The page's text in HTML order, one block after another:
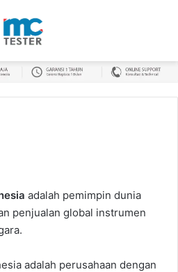
adalah pemimpin dunia
penjualan global instrumen
adalah perusahaan dengan